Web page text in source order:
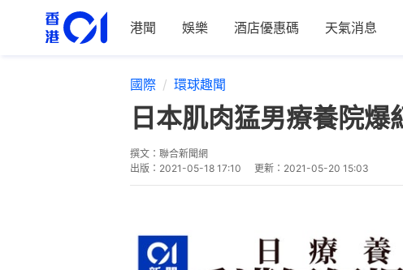
港聞 娛樂 酒店優惠碼 天氣消息
國際 環球趣聞
日本肌肉猛男療養院
撰文： 聯合新聞網
出版： 2021-05-18 17:10 更新： 2021-05-20 15:03